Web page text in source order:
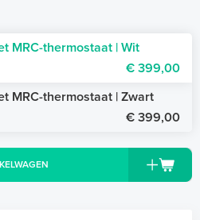
MRC-thermostaat | Wit
€ 399,00
MRC-thermostaat | Zwart
€ 399,00